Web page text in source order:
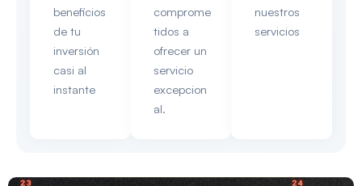
beneficios
de tu
inversión
casi al
instante
comprome
tidos a
ofrecer un
servicio
excepcion
al.
nuestros
servicios